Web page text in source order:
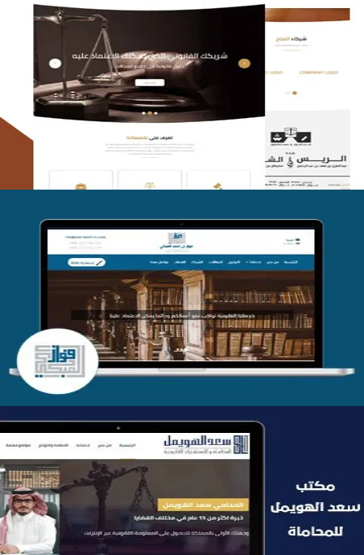
الريس والشعلان للمحاماة
التفاصيل
موقع فواز المبكي للمحاماة
التفاصيل
موقع سعد الهويمل للمحاماة
التفاصيل